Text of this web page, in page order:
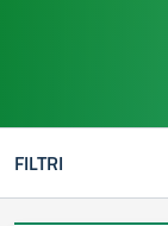
FILTRI